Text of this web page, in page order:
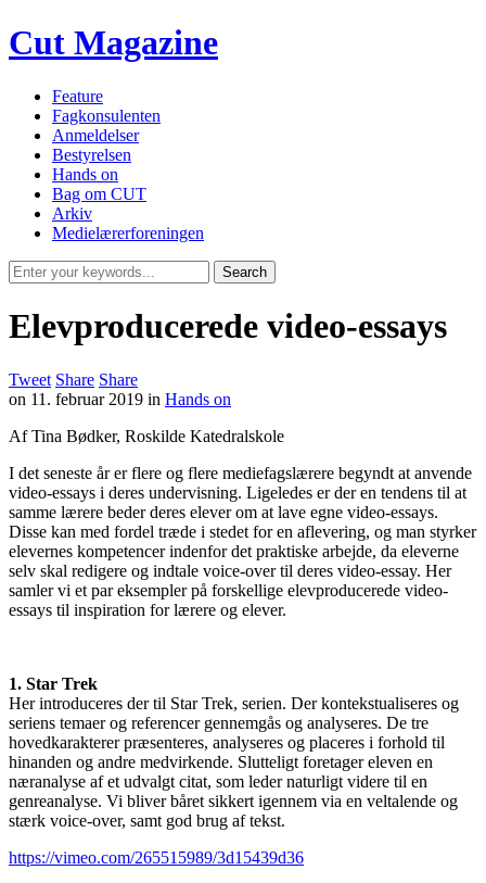
Cut Magazine
Feature
Fagkonsulenten
Anmeldelser
Bestyrelsen
Hands on
Bag om CUT
Arkiv
Medielærerforeningen
Elevproducerede video-essays
Tweet Share Share
on 11. februar 2019 in Hands on
Af Tina Bødker, Roskilde Katedralskole
I det seneste år er flere og flere mediefagslærere begyndt at anvende
video-essays i deres undervisning. Ligeledes er der en tendens til at
samme lærere beder deres elever om at lave egne video-essays.
Disse kan med fordel træde i stedet for en aflevering, og man styrker
elevernes kompetencer indenfor det praktiske arbejde, da eleverne
selv skal redigere og indtale voice-over til deres video-essay. Her
samler vi et par eksempler på forskellige elevproducerede video-
essays til inspiration for lærere og elever.
1. Star Trek
Her introduceres der til Star Trek, serien. Der kontekstualiseres og
seriens temaer og referencer gennemgås og analyseres. De tre
hovedkarakterer præsenteres, analyseres og placeres i forhold til
hinanden og andre medvirkende. Slutteligt foretager eleven en
næranalyse af et udvalgt citat, som leder naturligt videre til en
genreanalyse. Vi bliver båret sikkert igennem via en veltalende og
stærk voice-over, samt god brug af tekst.
https://vimeo.com/265515989/3d15439d36